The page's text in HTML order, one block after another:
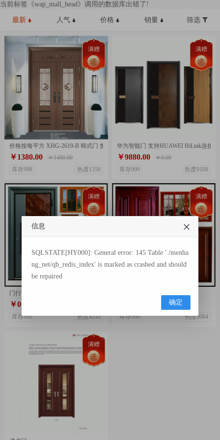
当前标签《wap_mall_head》调用的数据库出错了!
最新 人气 价格 销量 筛选
满赠
价格按每平方 XHG-2619-B 韩式门 梦幻发纹+黑钛拉丝 进户门 大门
￥1380.00
￥1480.00
库存998
热度1350
满赠
华为智能门 支持HUAWEI HiLink连接
￥9880.00
￥0.00
库存999
热度9108
满赠
门行套餐A14
￥0.00
库存999
热度4310
满赠
库存999
热度6064
满赠
信息
SQLSTATE[HY000]: General error: 145 Table './menha
ng_net/qb_redis_index' is marked as crashed and should
be repaired
确定